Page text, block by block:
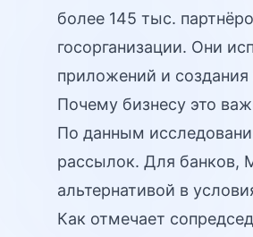
более 145 тыс.
госорганизации. Они
приложений и создания
Почему бизнесу это
По данным
рассылок. Для банков,
альтернативой в
Как отмечает